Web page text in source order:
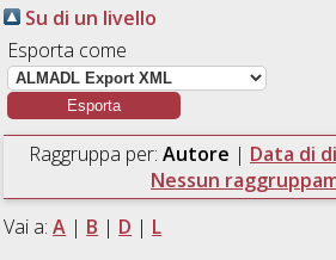
Su di un livello
Esporta come
Raggruppa per: Autore | Data di
Nessun
Vai a:A | B | D | L